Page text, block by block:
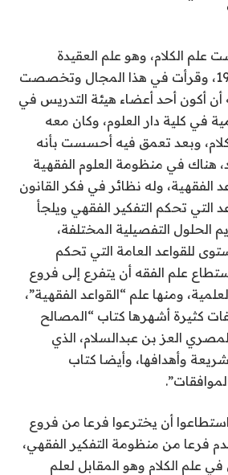
علم الكلام، وهو علم العقيدة
الإسلامية منذ عام 1950، وقرأت في هذا المجال وتخصصت
أن أكون أحد أعضاء هيئة التدريس في
في كلية دار العلوم، وكان معه
وبعد تعمق فيه أحسست بأنه
هناك في منظومة العلوم الفقهية
الفقهية، وله نظائر في فكر القانون
التي تحكم التفكير الفقهي ويلجأ
الحلول التفصيلية المختلفة،
للقواعد العامة التي تحكم
علم الفقه أن يتفرع إلى فروع
ومنها علم “القواعد الفقهية”،
كثيرة أشهرها كتاب “المصالح
العز بن عبدالسلام، الذي
وأهدافها، وأيضا كتاب
استطاعوا أن يخترعوا فرعا من فروع
فرعا من منظومة التفكير الفقهي،
في علم الكلام وهو المقابل لعلم